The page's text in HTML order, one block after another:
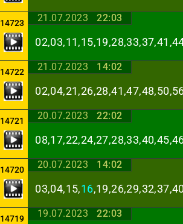
14723 21.07.2023 22:03
14722 21.07.2023 14:02
14721 20.07.2023 22:02
14720 20.07.2023 14:02
03,04,15,16
14719 19.07.2023 22:03